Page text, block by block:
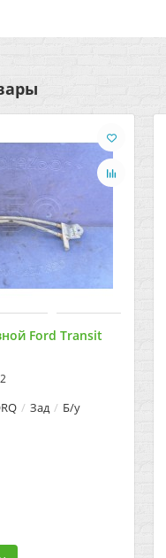
Ford Transit
Зад Б/у